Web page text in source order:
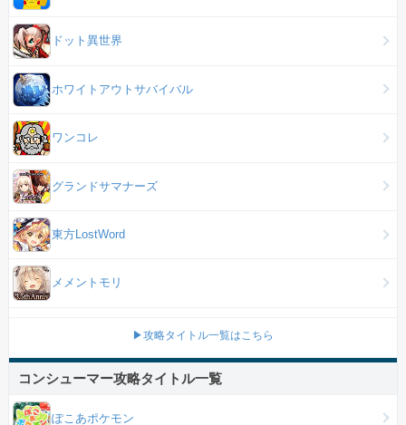
ドット異世界
ホワイトアウトサバイバル
ワンコレ
グランドサマナーズ
東方LostWord
メメントモリ
▶攻略タイトル一覧はこちら
コンシューマー攻略タイトル一覧
ぽこあポケモン